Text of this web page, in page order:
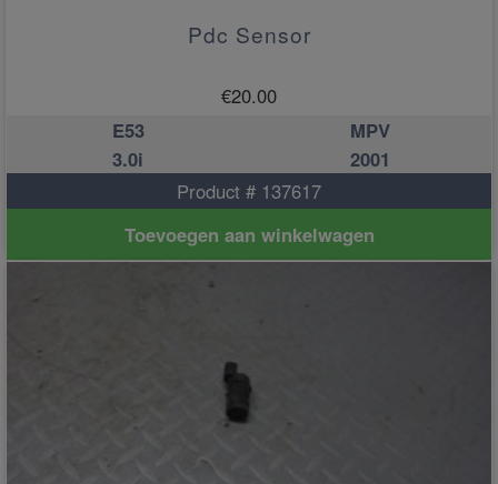
Pdc Sensor
€20.00
E53
MPV
3.0i
2001
Product # 137617
Toevoegen aan winkelwagen